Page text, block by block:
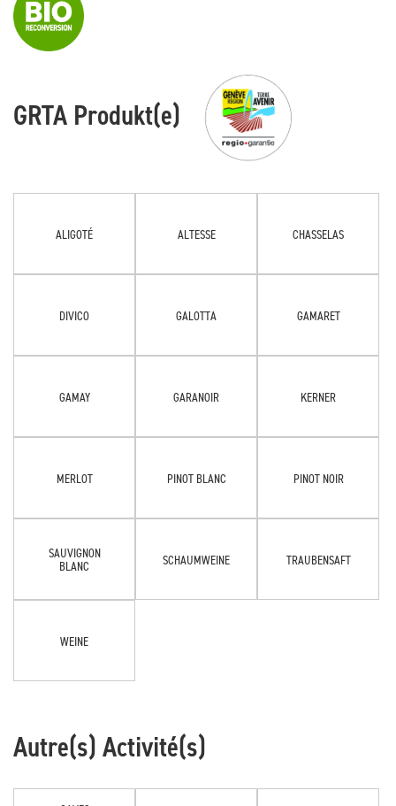
GRTA Produkt(e)
ALIGOTÉ ALTESSE CHASSELAS
DIVICO GALOTTA GAMARET
GAMAY GARANOIR KERNER
MERLOT PINOT BLANC PINOT NOIR
SAUVIGNON
BLANC
SCHAUMWEINE TRAUBENSAFT
WEINE
Autre(s) Activité(s)